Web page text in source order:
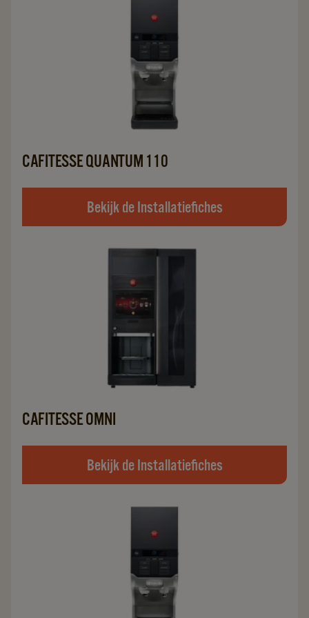
CAFITESSE QUANTUM 110
Bekijk de Installatiefiches
CAFITESSE OMNI
Bekijk de Installatiefiches